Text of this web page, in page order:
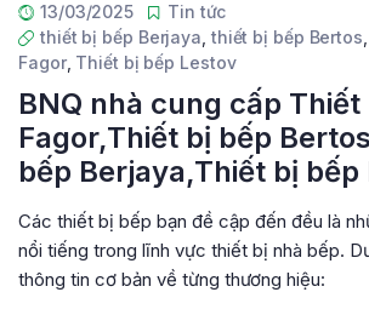
13/03/2025
Tin tức
thiết bị bếp Berjaya thiết bị bếp Bertos
Fagor, Thiết bị bếp Lestov
BNQ nhà cung cấp Thiết
Fagor,Thiết bị bếp
bếp Berjaya,Thiết bị bếp
Các thiết bị bếp bạn đề cập đến đều là
nổi tiếng trong lĩnh vực thiết bị nhà bếp.
thông tin cơ bản về từng thương hiệu: